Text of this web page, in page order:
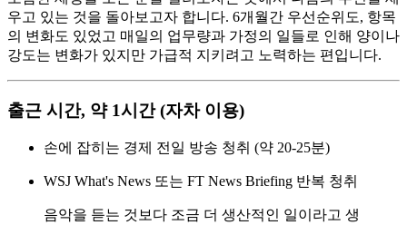
우고 있는 것을 돌아보고자 합니다. 6개월간 우선순위도, 항목
의 변화도 있었고 매일의 업무량과 가정의 일들로 인해 양이나
강도는 변화가 있지만 가급적 지키려고 노력하는 편입니다.
출근 시간, 약 1시간 (자차 이용)
손에 잡히는 경제 전일 방송 청취 (약 20-25분)
WSJ What's News 또는 FT News Briefing 반복 청취
음악을 듣는 것보다 조금 더 생산적인 일이라고 생